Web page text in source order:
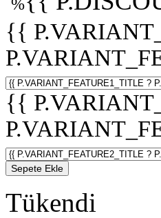
%
{{
{{
Sepete Ekle
Tükendi